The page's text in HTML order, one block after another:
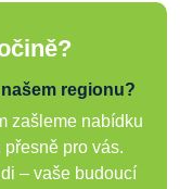
regionu?
zašleme nabídku
pro vás.
– vaše budoucí